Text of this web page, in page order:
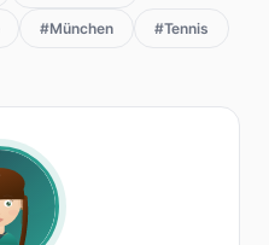
#München #Tennis